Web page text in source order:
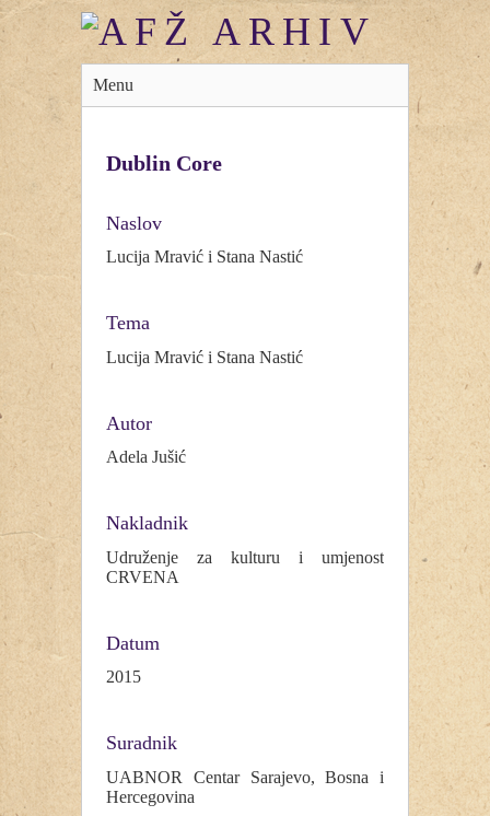
Menu
Dublin Core
Naslov
Lucija Mravić i Stana Nastić
Tema
Lucija Mravić i Stana Nastić
Autor
Adela Jušić
Nakladnik
Udruženje za kulturu i umjenost
CRVENA
Datum
2015
Suradnik
UABNOR Centar Sarajevo, Bosna i
Hercegovina